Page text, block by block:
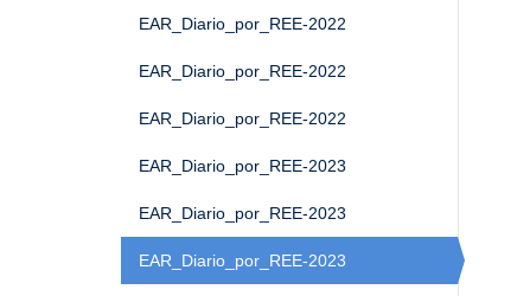
EAR_Diario_por_REE-2022
EAR_Diario_por_REE-2022
EAR_Diario_por_REE-2022
EAR_Diario_por_REE-2023
EAR_Diario_por_REE-2023
EAR_Diario_por_REE-2023